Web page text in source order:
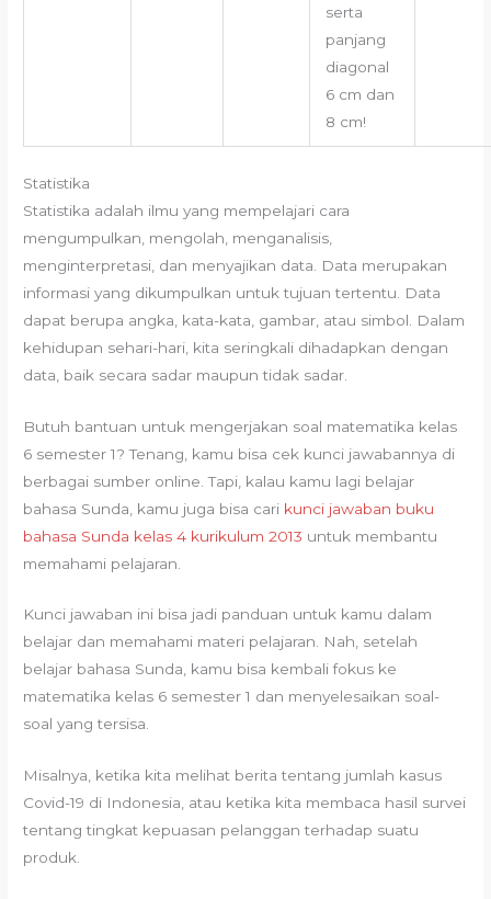
serta
panjang
diagonal
6 cm dan
8 cm!
Statistika
Statistika adalah ilmu yang mempelajari cara
mengumpulkan, mengolah, menganalisis,
menginterpretasi, dan menyajikan data. Data merupakan
informasi yang dikumpulkan untuk tujuan tertentu. Data
dapat berupa angka, kata-kata, gambar, atau simbol. Dalam
kehidupan sehari-hari, kita seringkali dihadapkan dengan
data, baik secara sadar maupun tidak sadar.
Butuh bantuan untuk mengerjakan soal matematika kelas
6 semester 1? Tenang, kamu bisa cek kunci jawabannya di
berbagai sumber online. Tapi, kalau kamu lagi belajar
bahasa Sunda, kamu juga bisa cari kunci jawaban buku
bahasa Sunda kelas 4 kurikulum 2013 untuk membantu
memahami pelajaran.
Kunci jawaban ini bisa jadi panduan untuk kamu dalam
belajar dan memahami materi pelajaran. Nah, setelah
belajar bahasa Sunda, kamu bisa kembali fokus ke
matematika kelas 6 semester 1 dan menyelesaikan soal-
soal yang tersisa.
Misalnya, ketika kita melihat berita tentang jumlah kasus
Covid-19 di Indonesia, atau ketika kita membaca hasil survei
tentang tingkat kepuasan pelanggan terhadap suatu
produk.